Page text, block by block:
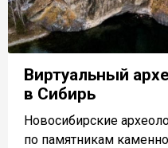
Виртуальный
в Сибирь
Новосибирские
по памятникам